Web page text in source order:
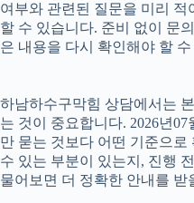
여부와 관련된 질문을 미리 적
할 수 있습니다. 준비 없이 문
은 내용을 다시 확인해야 할
하남하수구막힘 상담에서는
는 것이 중요합니다. 2026년
만 묻는 것보다 어떤 기준으
수 있는 부분이 있는지, 진행
물어보면 더 정확한 안내를 받